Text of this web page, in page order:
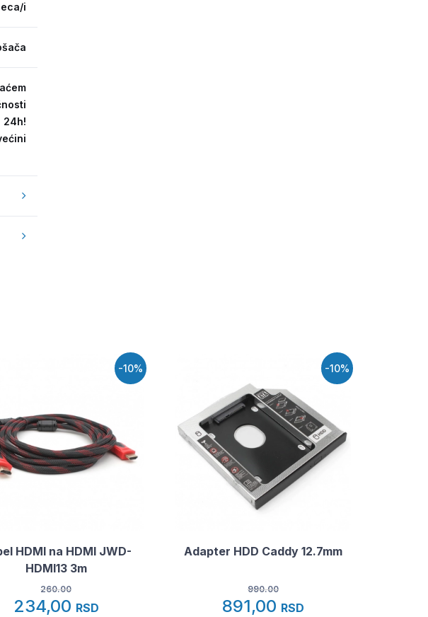
i
24h!
-10%
HDMI na HDMI JWD-
HDMI13 3m
260.00
234,00 RSD
-10%
Adapter HDD Caddy 12.7mm
990.00
891,00 RSD